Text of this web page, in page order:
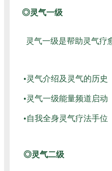
◎灵气一级
灵气一级是帮助灵气疗
•灵气介绍及灵气的历史
•灵气一级能量频道启动
•自我全身灵气疗法手位
◎灵气二级